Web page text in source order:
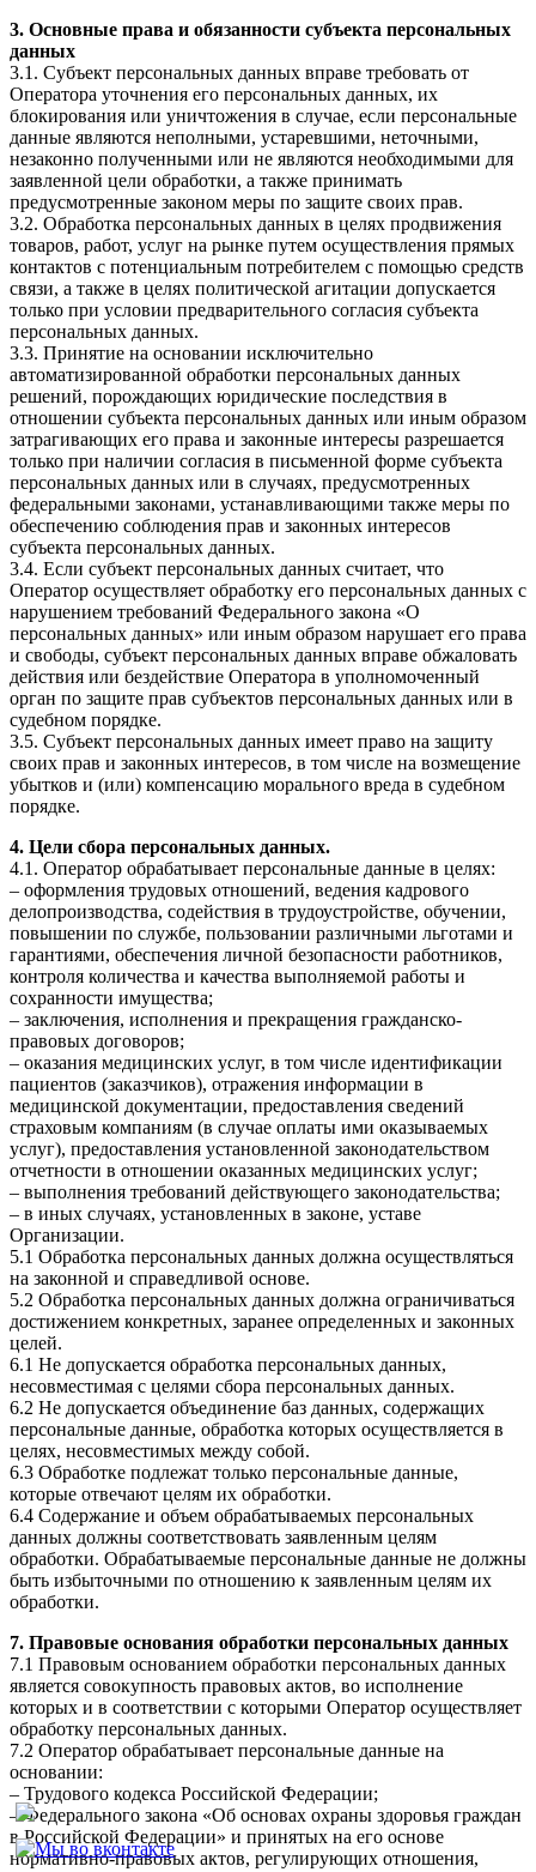
3. Основные права и обязанности субъекта персональных
данных
3.1. Субъект персональных данных вправе требовать от
Оператора уточнения его персональных данных, их
блокирования или уничтожения в случае, если персональные
данные являются неполными, устаревшими, неточными,
незаконно полученными или не являются необходимыми для
заявленной цели обработки, а также принимать
предусмотренные законом меры по защите своих прав.
3.2. Обработка персональных данных в целях продвижения
товаров, работ, услуг на рынке путем осуществления прямых
контактов с потенциальным потребителем с помощью средств
связи, а также в целях политической агитации допускается
только при условии предварительного согласия субъекта
персональных данных.
3.3. Принятие на основании исключительно
автоматизированной обработки персональных данных
решений, порождающих юридические последствия в
отношении субъекта персональных данных или иным образом
затрагивающих его права и законные интересы разрешается
только при наличии согласия в письменной форме субъекта
персональных данных или в случаях, предусмотренных
федеральными законами, устанавливающими также меры по
обеспечению соблюдения прав и законных интересов
субъекта персональных данных.
3.4. Если субъект персональных данных считает, что
Оператор осуществляет обработку его персональных данных с
нарушением требований Федерального закона «О
персональных данных» или иным образом нарушает его права
и свободы, субъект персональных данных вправе обжаловать
действия или бездействие Оператора в уполномоченный
орган по защите прав субъектов персональных данных или в
судебном порядке.
3.5. Субъект персональных данных имеет право на защиту
своих прав и законных интересов, в том числе на возмещение
убытков и (или) компенсацию морального вреда в судебном
порядке.
4. Цели сбора персональных данных.
4.1. Оператор обрабатывает персональные данные в целях:
– оформления трудовых отношений, ведения кадрового
делопроизводства, содействия в трудоустройстве, обучении,
повышении по службе, пользовании различными льготами и
гарантиями, обеспечения личной безопасности работников,
контроля количества и качества выполняемой работы и
сохранности имущества;
– заключения, исполнения и прекращения гражданско-
правовых договоров;
– оказания медицинских услуг, в том числе идентификации
пациентов (заказчиков), отражения информации в
медицинской документации, предоставления сведений
страховым компаниям (в случае оплаты ими оказываемых
услуг), предоставления установленной законодательством
отчетности в отношении оказанных медицинских услуг;
– выполнения требований действующего законодательства;
– в иных случаях, установленных в законе, уставе
Организации.
5.1 Обработка персональных данных должна осуществляться
на законной и справедливой основе.
5.2 Обработка персональных данных должна ограничиваться
достижением конкретных, заранее определенных и законных
целей.
6.1 Не допускается обработка персональных данных,
несовместимая с целями сбора персональных данных.
6.2 Не допускается объединение баз данных, содержащих
персональные данные, обработка которых осуществляется в
целях, несовместимых между собой.
6.3 Обработке подлежат только персональные данные,
которые отвечают целям их обработки.
6.4 Содержание и объем обрабатываемых персональных
данных должны соответствовать заявленным целям
обработки. Обрабатываемые персональные данные не должны
быть избыточными по отношению к заявленным целям их
обработки.
7. Правовые основания обработки персональных данных
7.1 Правовым основанием обработки персональных данных
является совокупность правовых актов, во исполнение
которых и в соответствии с которыми Оператор осуществляет
обработку персональных данных.
7.2 Оператор обрабатывает персональные данные на
основании:
– Трудового кодекса Российской Федерации;
– Федерального закона «Об основах охраны здоровья граждан
в Российской Федерации» и принятых на его основе
нормативно-правовых актов, регулирующих отношения,